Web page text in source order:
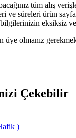
tüm alış
ve süreleri ürün
eksiksiz
olmanız
Çekebilir